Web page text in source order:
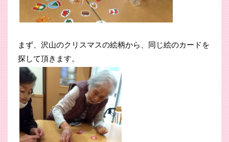
まず、沢山のクリスマスの絵柄から、同じ絵のカードを
探して頂きます。